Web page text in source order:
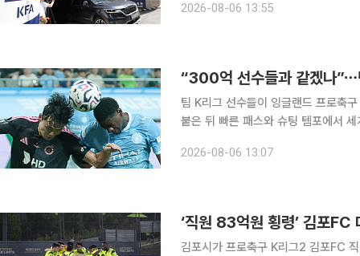
2026-08-06 13:55
“300억 선수들과 같겠나”⋯
팀 K리그 선수들이 잉글랜드 프로축
붙은 뒤 빠른 패스와 슈팅 템포에서 세계
체감온도가 34도에 육박한 무더위
2026-08-06 13:07
‘직원 83억원 횡령’ 김포FC
김포시가 프로축구 K리그2 김포FC